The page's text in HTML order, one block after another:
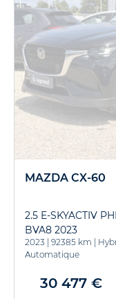
MAZDA CX-60
2.5 E-SKYACTIV
BVA8 2023
2023 92385 km
Automatique
30 477 €